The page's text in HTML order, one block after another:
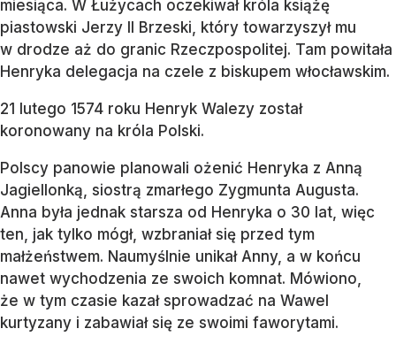
miesiąca. W Łużycach oczekiwał króla książę
piastowski Jerzy II Brzeski, który towarzyszył mu
w drodze aż do granic Rzeczpospolitej. Tam powitała
Henryka delegacja na czele z biskupem włocławskim.
21 lutego 1574 roku Henryk Walezy został
koronowany na króla Polski.
Polscy panowie planowali ożenić Henryka z Anną
Jagiellonką, siostrą zmarłego Zygmunta Augusta.
Anna była jednak starsza od Henryka o 30 lat, więc
ten, jak tylko mógł, wzbraniał się przed tym
małżeństwem. Naumyślnie unikał Anny, a w końcu
nawet wychodzenia ze swoich komnat. Mówiono,
że w tym czasie kazał sprowadzać na Wawel
kurtyzany i zabawiał się ze swoimi faworytami.